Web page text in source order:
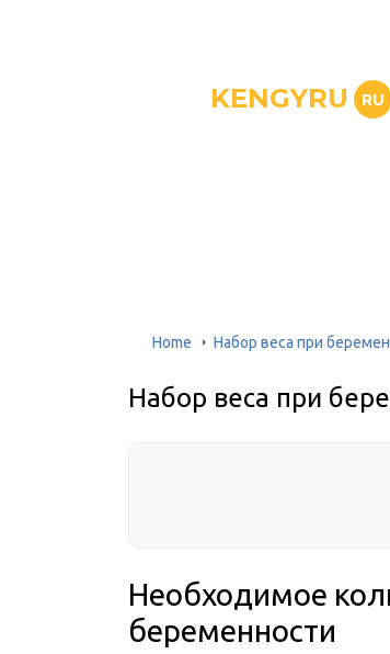
KENGYRU RU
Home Набор веса при
Набор веса при
Необходимое
беременности